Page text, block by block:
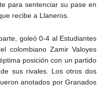
para sentenciar su pase en
recibe a Llaneros.
goleó 0-4 al Estudiantes
colombiano Zamir Valoyes
posición con un partido
sus rivales. Los otros dos
anotados por Granados